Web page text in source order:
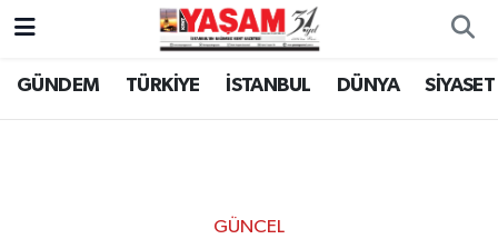
GÜNDEM TÜRKİYE İSTANBUL DÜNYA SİYASET
GÜNCEL